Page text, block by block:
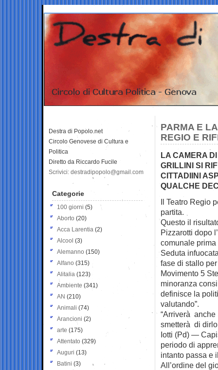
PARMA E
REGIO E
LA CAMERA DI
GRILLINI SI
CITTADIINI
QUALCHE
Il Teatro Regio
partita.
Questo il
Pizzarotti dopo
comunale
Seduta
fase di stallo
Movimento 5
minoranza
definisce la
valutando”.
“Arriverà anche
smetterà di
Iotti (Pd) —
periodo di
intanto passa e
All’ordine del
Destra di Popolo.net
Circolo Genovese di Cultura e
Politica
Diretto da Riccardo Fucile
Scrivici: destradipopolo@gmail.com
Categorie
100 giorni (5)
Aborto (20)
Acca Larentia (2)
Alcool (3)
Alemanno (150)
Alfano (315)
Alitalia (123)
Ambiente (341)
AN (210)
Animali (74)
Arancioni (2)
arte (175)
Attentato (329)
Auguri (13)
Batini (3)